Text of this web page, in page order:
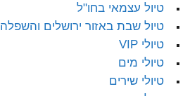
טיול עצמאי בחו"ל
טיול שבת באזור ירושלים והשפלה
טיולי VIP
טיולי מים
טיולי שירים